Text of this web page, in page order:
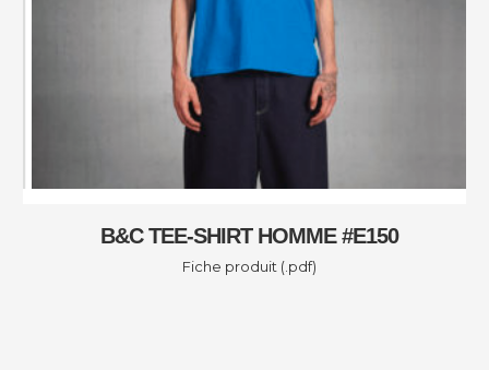
B&C TEE-SHIRT HOMME #E150
Fiche produit (.pdf)